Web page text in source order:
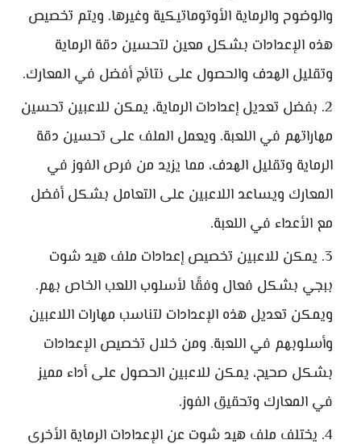
والوضوح والرماية الأوتوماتيكية وغيرها. ويتم تخصيص
هذه الإعدادات بشكل معين لتحسين دقة الرماية
وتقليل الهدف والحصول على نتائج أفضل في المعارك.
بفضل تعديل إعدادات الرماية، يمكن للاعبين تحسين
مهاراتهم في اللعبة. ويعمل الملف على تحسين دقة
الرماية وتقليل الهدف، مما يزيد من فرص الفوز في
المعارك ويساعد اللاعبين على التعامل بشكل أفضل
مع الأعداء في اللعبة.
يمكن للاعبين تخصيص إعدادات ملف هيد شوت
ببجي بشكل فعال وفقًا لأسلوب اللعب الخاص بهم.
ويمكن تعديل هذه الإعدادات لتناسب مهارات اللاعبين
وأسلوبهم في اللعبة. ومن خلال تخصيص الإعدادات
بشكل صحيح، يمكن للاعبين الحصول على أداء مميز
في المعارك وتحقيق الفوز.
يختلف ملف هيد شوت عن الإعدادات الرماية الأخرى